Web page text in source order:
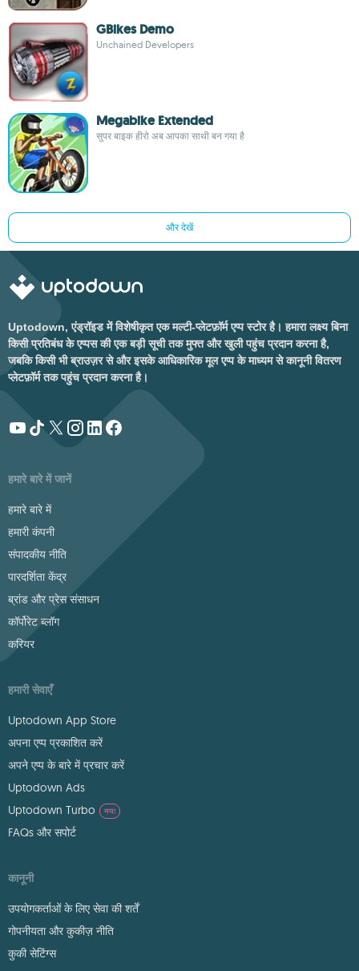
GBikes Demo
Unchained Developers
Megabike Extended
सुपर बाइक हीरो अब आपका साथी बन गया है
और देखें
Uptodown, एंड्रॉइड में विशेषीकृत एक मल्टी-प्लेटफ़ॉर्म एप्प स्टोर है। हमारा लक्ष्य बिना
किसी प्रतिबंध के एप्पस की एक बड़ी सूची तक मुफ्त और खुली पहुंच प्रदान करना है,
जबकि किसी भी ब्राउज़र से और इसके आधिकारिक मूल एप्प के माध्यम से कानूनी वितरण
प्लेटफ़ॉर्म तक पहुंच प्रदान करना है।
हमारे बारे में जानें
हमारे बारे में
हमारी कंपनी
संपादकीय नीति
पारदर्शिता केंद्र
ब्रांड और प्रेस संसाधन
कॉर्पोरेट ब्लॉग
करियर
हमारी सेवाएँ
Uptodown App Store
अपना एप्प प्रकाशित करें
अपने एप्प के बारे में प्रचार करें
Uptodown Ads
Uptodown Turbo
नया
FAQs और सपोर्ट
कानूनी
उपयोगकर्ताओं के लिए सेवा की शर्तें
गोपनीयता और कुकीज़ नीति
कुकी सेटिंग्स